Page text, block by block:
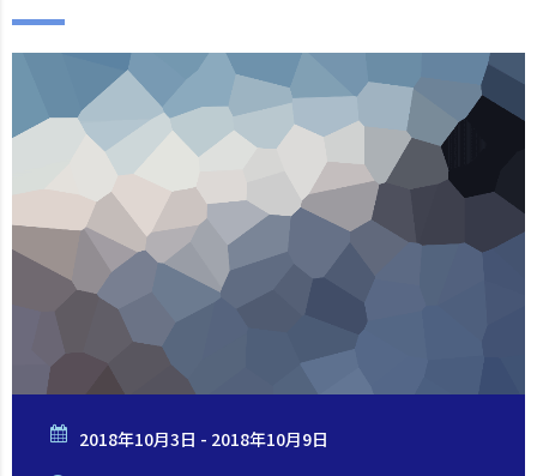
2018年10月3日 - 2018年10月9日